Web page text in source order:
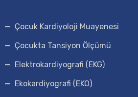
Çocuk Kardiyoloji Muayenesi
Çocukta Tansiyon Ölçümü
Elektrokardiyografi (EKG)
Ekokardiyografi (EKO)